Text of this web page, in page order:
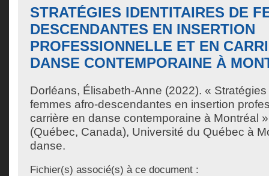
STRATÉGIES IDENTITAIRES DE
DESCENDANTES EN INSERTION
PROFESSIONNELLE ET EN
DANSE CONTEMPORAINE À
Dorléans, Élisabeth-Anne (2022). «
femmes afro-descendantes en insertion
carrière en danse contemporaine à Montréal
(Québec, Canada), Université du Québec à
danse.
Fichier(s) associé(s) à ce document :